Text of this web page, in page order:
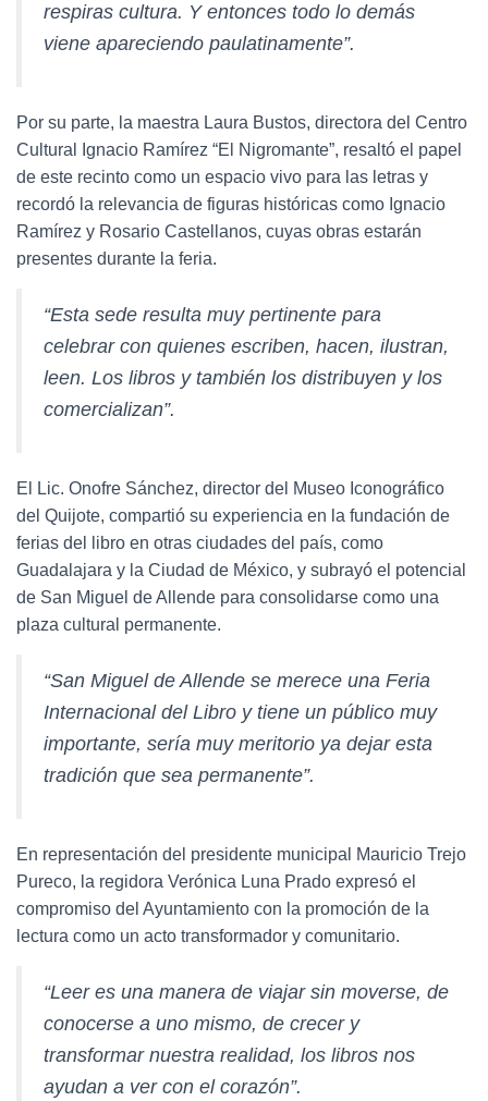
respiras cultura. Y entonces todo lo demás
viene apareciendo paulatinamente”.
Por su parte, la maestra Laura Bustos, directora del Centro
Cultural Ignacio Ramírez “El Nigromante”, resaltó el papel
de este recinto como un espacio vivo para las letras y
recordó la relevancia de figuras históricas como Ignacio
Ramírez y Rosario Castellanos, cuyas obras estarán
presentes durante la feria.
“Esta sede resulta muy pertinente para
celebrar con quienes escriben, hacen, ilustran,
leen. Los libros y también los distribuyen y los
comercializan”.
El Lic. Onofre Sánchez, director del Museo Iconográfico
del Quijote, compartió su experiencia en la fundación de
ferias del libro en otras ciudades del país, como
Guadalajara y la Ciudad de México, y subrayó el potencial
de San Miguel de Allende para consolidarse como una
plaza cultural permanente.
“San Miguel de Allende se merece una Feria
Internacional del Libro y tiene un público muy
importante, sería muy meritorio ya dejar esta
tradición que sea permanente”.
En representación del presidente municipal Mauricio Trejo
Pureco, la regidora Verónica Luna Prado expresó el
compromiso del Ayuntamiento con la promoción de la
lectura como un acto transformador y comunitario.
“Leer es una manera de viajar sin moverse, de
conocerse a uno mismo, de crecer y
transformar nuestra realidad, los libros nos
ayudan a ver con el corazón”.